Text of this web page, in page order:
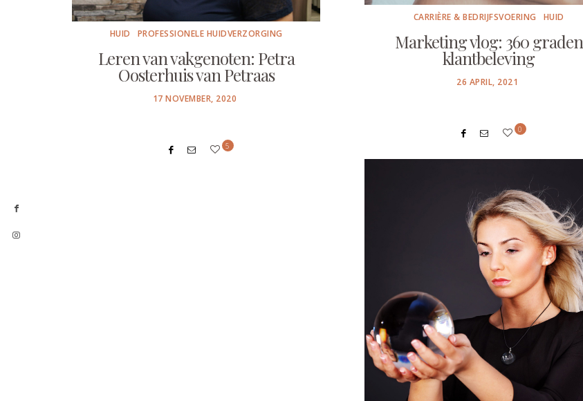
CARRIÈRE & BEDRIJFSVOERING HUID
Marketing vlog: 360 graden
klantbeleving
POSTED
26 APRIL, 2021
0
HUID PROFESSIONELE HUIDVERZORGING
Leren van vakgenoten: Petra
Oosterhuis van Petraas
POSTED
17 NOVEMBER, 2020
5